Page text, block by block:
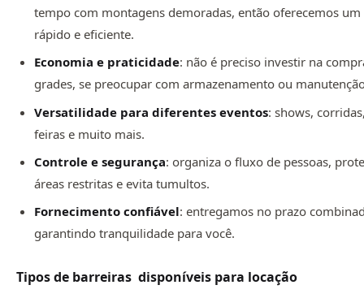
tempo com montagens demoradas, então oferecemos um
rápido e eficiente.
Economia e praticidade: não é preciso investir na
grades, se preocupar com armazenamento ou
Versatilidade para diferentes eventos: shows,
feiras e muito mais.
Controle e segurança: organiza o fluxo de pessoas,
áreas restritas e evita tumultos.
Fornecimento confiável: entregamos no prazo
garantindo tranquilidade para você.
Tipos de barreiras disponíveis para locação